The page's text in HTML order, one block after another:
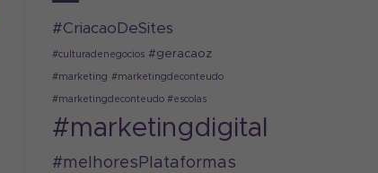
importância
#CriacaoDeSites
#culturadenegocios #geracaoz
#marketing #marketingdeconteudo
#marketingdeconteudo #escolas
#marketingdigital
#melhoresPlataformas